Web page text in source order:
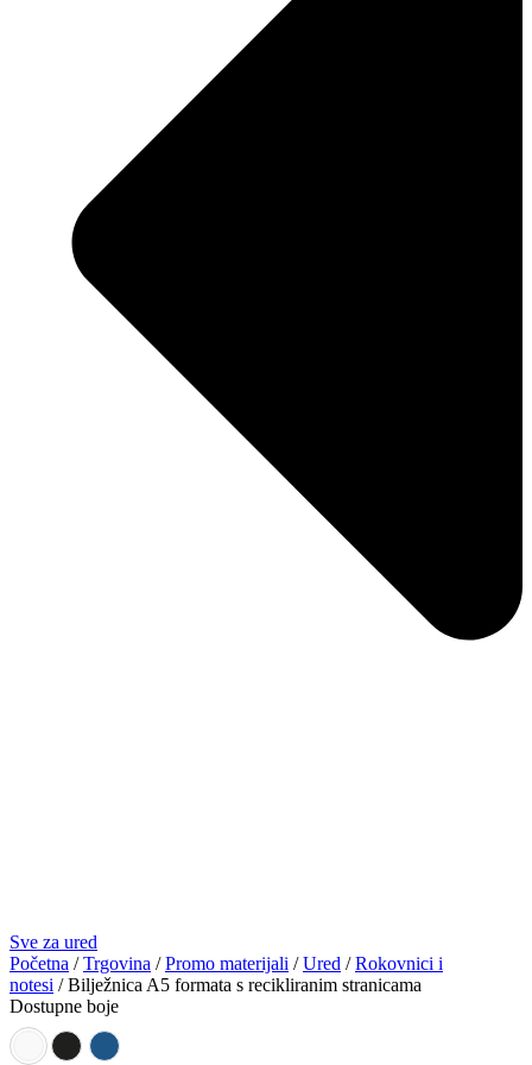
Sve za ured
Početna /Trgovina /Promo materijali /Ured /Rokovnici i
notesi / Bilježnica A5 formata s recikliranim stranicama
Dostupne boje